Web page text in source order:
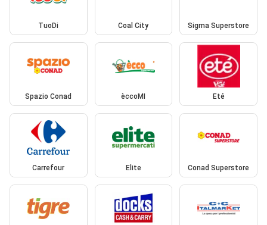
TuoDi Coal City Sigma Superstore
Spazio Conad èccoMI Eté
Carrefour Elite Conad Superstore